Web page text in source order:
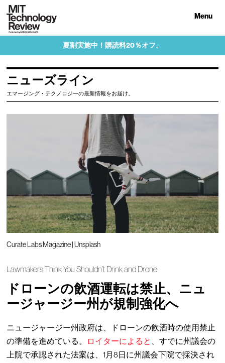
Menu
夏割実施中！購読料20％オフ。
ニューズライン
エマージング・テクノロジーの最新情報をお届け。
Curate Labs Magazine | Unsplash
Lawmakers Think You Shouldn’t Drink and Drone
ドローンの飲酒運転は禁止、ニュ
ージャージー州が規制強化へ
ニュージャージー州政府は、ドローンの飲酒時の使用禁止
の準備を進めている。
ロイターによると
、すでに州議会の
上院で承認された法案は、1月8日に州議会下院で採決され